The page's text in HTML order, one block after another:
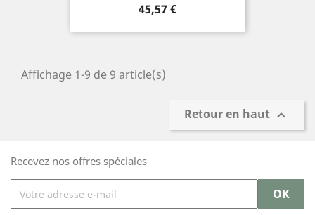
Prix
45,57 €
Affichage 1-9 de 9 article(s)
Retour en haut 
Recevez nos offres spéciales